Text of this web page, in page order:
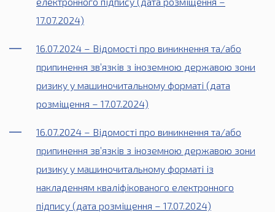
17.07.2024)
16.07.2024 – Відомості про виникнення та/або
припинення зв’язків з іноземною державою зони
ризику у машиночитальному форматі (дата
розміщення – 17.07.2024)
16.07.2024 – Відомості про виникнення та/або
припинення зв’язків з іноземною державою зони
ризику у машиночитальному форматі із
накладенням кваліфікованого електронного
підпису (дата розміщення – 17.07.2024)